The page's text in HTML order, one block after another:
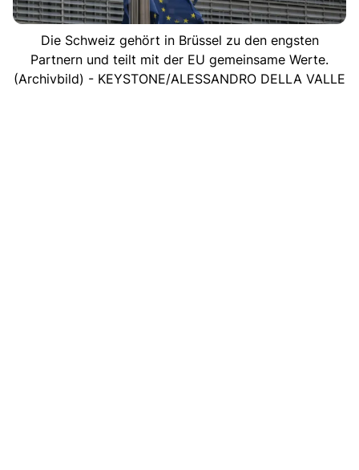
Die Schweiz gehört in Brüssel zu den engsten
Partnern und teilt mit der EU gemeinsame Werte.
(Archivbild) - KEYSTONE/ALESSANDRO DELLA VALLE